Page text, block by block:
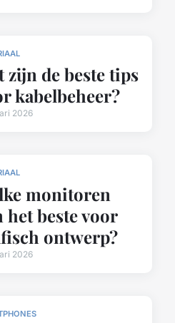
zijn de beste tips
kabelbeheer?
2026
monitoren
het beste voor
ontwerp?
2026